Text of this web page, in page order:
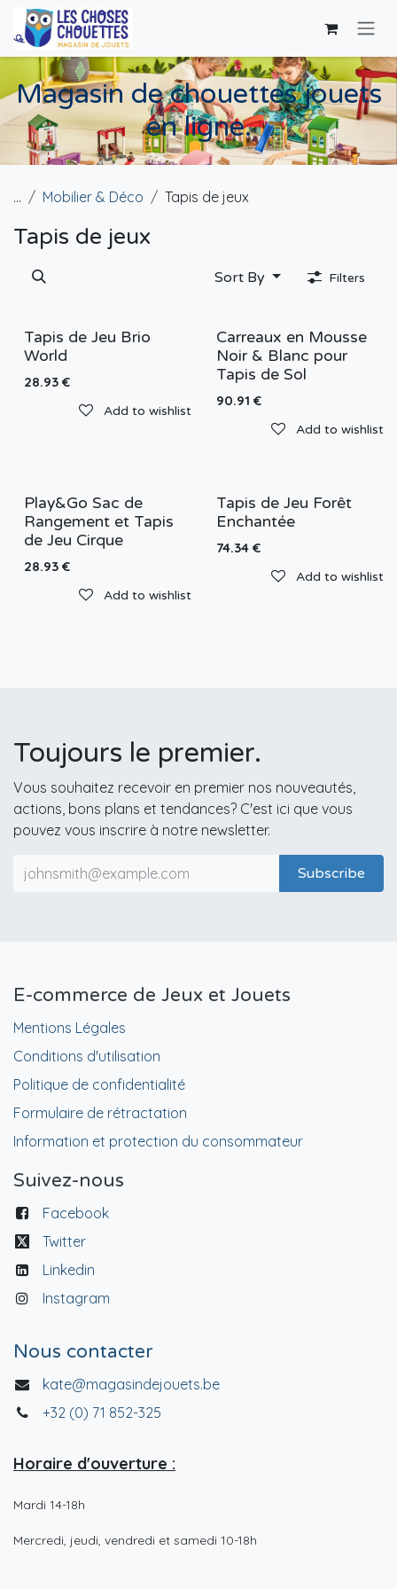
Skip to Content
Magasin de chouettes jouets
en ligne.
... Mobilier & Déco Tapis de jeux
Tapis de jeux
Sort By Filters
Tapis de Jeu Brio
World
28.93 €
Add to wishlist
Carreaux en Mousse
Noir & Blanc pour
Tapis de Sol
90.91 €
Add to wishlist
Play&Go Sac de
Rangement et Tapis
de Jeu Cirque
28.93 €
Add to wishlist
Tapis de Jeu Forêt
Enchantée
74.34€
Add to wishlist
Toujours le premier.
Vous souhaitez recevoir en premier nos nouveautés,
actions, bons plans et tendances? C'est ici que vous
pouvez vous inscrire à notre newsletter.
Subscribe
E-commerce de Jeux et Jouets
Mentions Légales
Conditions d'utilisation
Politique de confidentialité
Formulaire de rétractation
Information et protection du consommateur
Suivez-nous
Facebook
Twitter
Linkedin
Instagram
Nous contacter
kate@magasindejouets.be
+32 (0) 71 852-325
Horaire d'ouverture :
Mardi 14-18h
Mercredi, jeudi, vendredi et samedi 10-18h